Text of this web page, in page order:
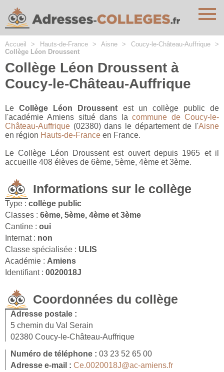
Accueil > Hauts-de-France> Aisne> Coucy-le-Château-Auffrique>
Collège Léon Droussent
Collège Léon Droussent à
Coucy-le-Château-Auffrique
LeCollège Léon Droussent est un collège public de
l'académie Amiens situé dans lacommune de Coucy-le-
Château-Auffrique (02380) dans le département de l'Aisne
en région Hauts-de-France en France.
Le Collège Léon Droussent est ouvert depuis 1965 et il
accueille 408 élèves de 6ème, 5ème, 4ème et 3ème.
Informations sur le collège
Type : collège public
Classes : 6ème, 5ème, 4ème et 3ème
Cantine : oui
Internat : non
Classe spécialisée : ULIS
Académie : Amiens
Identifiant : 0020018J
Coordonnées du collège
Adresse postale :
5 chemin du Val Serain
02380 Coucy-le-Château-Auffrique
Numéro de téléphone : 03 23 52 65 00
Adresse e-mail : Ce.0020018J@ac-amiens.fr